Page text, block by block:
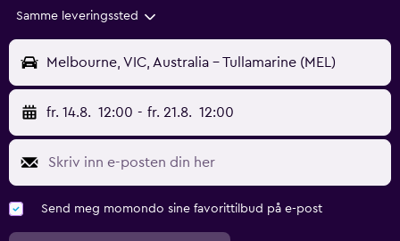
Samme leveringssted
Melbourne, VIC, Australia - Tullamarine (MEL)
fr. 14.8. 12:00 - fr. 21.8. 12:00
Send meg momondo sine favorittilbud på e-post